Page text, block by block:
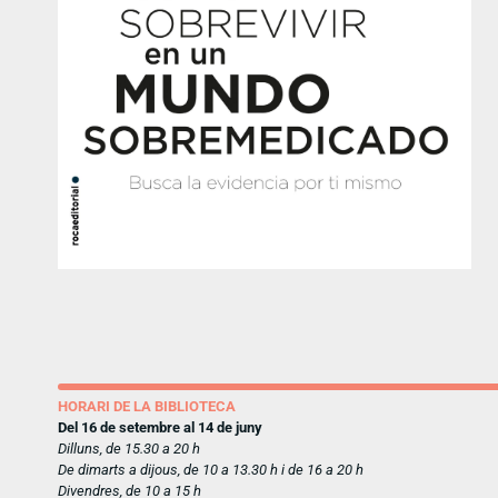
HORARI DE LA BIBLIOTECA
Del 16 de setembre al 14 de juny
Dilluns, de 15.30 a 20 h
De dimarts a dijous, de 10 a 13.30 h i de 16 a 20 h
Divendres, de 10 a 15 h